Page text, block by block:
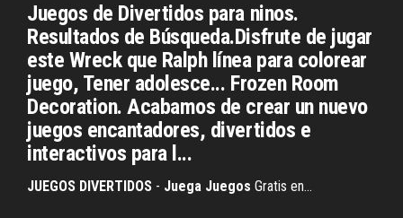
Juegos de Divertidos para ninos.
Resultados de Búsqueda.Disfrute de jugar
este Wreck que Ralph línea para colorear
juego, Tener adolesce... Frozen Room
Decoration. Acabamos de crear un nuevo
juegos encantadores, divertidos e
interactivos para l...
JUEGOS DIVERTIDOS - Juega Juegos Gratis en…